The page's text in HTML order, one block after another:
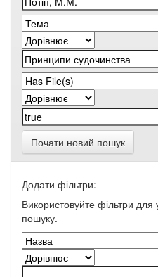
Почати новий пошук
Додати фільтри:
Використовуйте фільтри для
пошуку.